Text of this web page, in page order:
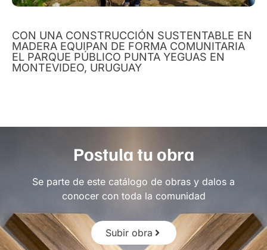
CON UNA CONSTRUCCIÓN SUSTENTABLE EN
MADERA EQUIPAN DE FORMA COMUNITARIA
EL PARQUE PÚBLICO PUNTA YEGUAS EN
MONTEVIDEO, URUGUAY
Postula tu obra
Se parte de este catálogo de obras y dalos a
conocer con toda la comunidad
Subir obra